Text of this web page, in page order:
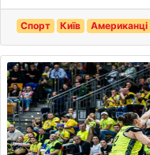
Спорт Київ Американці